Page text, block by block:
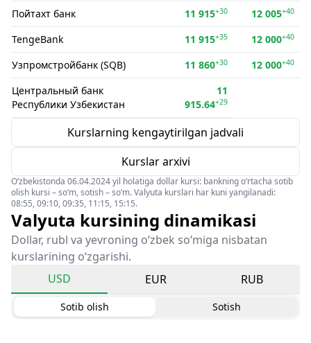
Пойтахт банк 11 915+30 12 005+40
TengeBank 11 915+35 12 000+40
Узпромстройбанк (SQB) 11 860+30 12 000+40
Центральный банк
Республики Узбекистан
11
915.64+29
Kurslarning kengaytirilgan jadvali
Kurslar arxivi
O‘zbekistonda 06.04.2024 yil holatiga dollar kursi: bankning o‘rtacha sotib
olish kursi – so‘m, sotish – so‘m. Valyuta kurslari har kuni yangilanadi:
08:55, 09:10, 09:35, 11:15, 15:15.
Valyuta kursining dinamikasi
Dollar, rubl va yevroning o‘zbek so‘miga nisbatan
kurslarining o‘zgarishi.
USD
EUR RUB
Sotib olish Sotish